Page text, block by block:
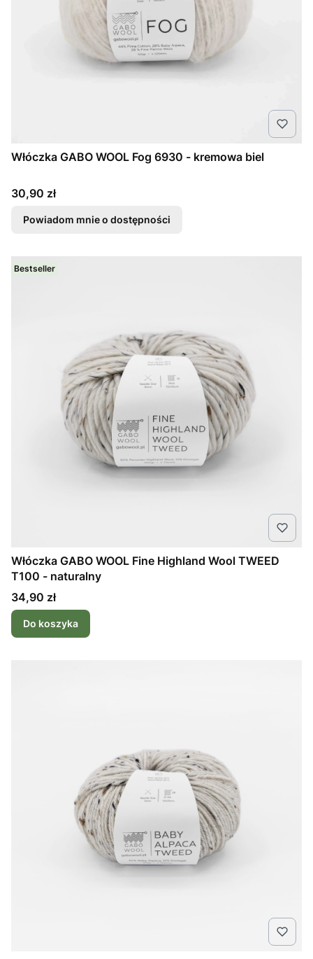
Włóczka GABO WOOL Fog 6930 - kremowa biel
Cena
30,90 zł
Powiadom mnie o dostępności
Bestseller
Włóczka GABO WOOL Fine Highland Wool TWEED
T100 - naturalny
Cena
34,90 zł
Do koszyka